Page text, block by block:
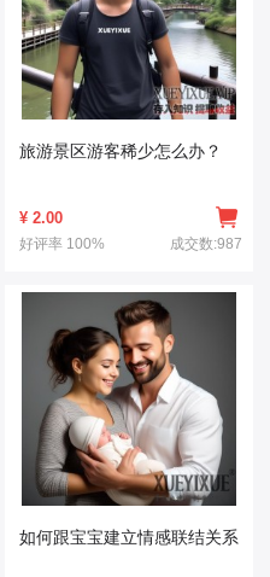
旅游景区游客稀少怎么办？
¥ 2.00
好评率 100% 成交数:987
如何跟宝宝建立情感联结关系